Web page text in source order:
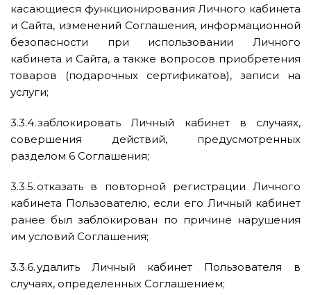
касающиеся функционирования Личного кабинета
и Сайта, изменений Соглашения, информационной
безопасности при использовании Личного
кабинета и Сайта, а также вопросов приобретения
товаров (подарочных сертификатов), записи на
услуги;
3.3.4. заблокировать Личный кабинет в случаях,
совершения действий, предусмотренных
разделом 6 Соглашения;
3.3.5. отказать в повторной регистрации Личного
кабинета Пользователю, если его Личный кабинет
ранее был заблокирован по причине нарушения
им условий Соглашения;
3.3.6. удалить Личный кабинет Пользователя в
случаях, определенных Соглашением;